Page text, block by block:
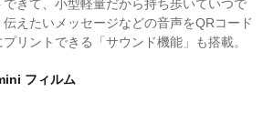
きて、小型軽量だから持ち歩いていつで
えたいメッセージなどの音声をQRコード
リントできる「サウンド機能」も搭載。
フィルム